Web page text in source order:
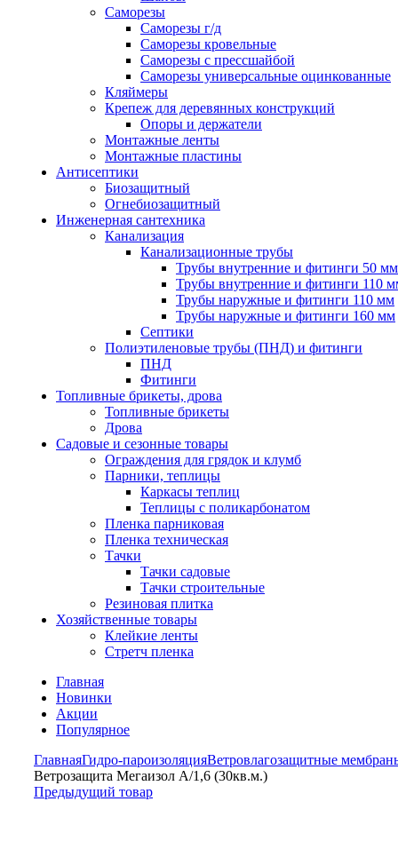
Саморезы
Саморезы г/д
Саморезы кровельные
Саморезы с прессшайбой
Саморезы универсальные оцинкованные
Кляймеры
Крепеж для деревянных конструкций
Опоры и держатели
Монтажные ленты
Монтажные пластины
Антисептики
Биозащитный
Огнебиозащитный
Инженерная сантехника
Канализация
Канализационные трубы
Трубы внутренние и фитинги 50 мм
Трубы внутренние и фитинги 110
Трубы наружные и фитинги 110 мм
Трубы наружные и фитинги 160 мм
Септики
Полиэтиленовые трубы (ПНД) и фитинги
ПНД
Фитинги
Топливные брикеты, дрова
Топливные брикеты
Дрова
Садовые и сезонные товары
Ограждения для грядок и клумб
Парники, теплицы
Каркасы теплиц
Теплицы с поликарбонатом
Пленка парниковая
Пленка техническая
Тачки
Тачки садовые
Тачки строительные
Резиновая плитка
Хозяйственные товары
Клейкие ленты
Стретч пленка
Главная
Новинки
Акции
Популярное
ГлавнаяГидро-пароизоляцияВетровлагозащитные
Ветрозащита Мегаизол А/1,6 (30кв.м.)
Предыдущий товар